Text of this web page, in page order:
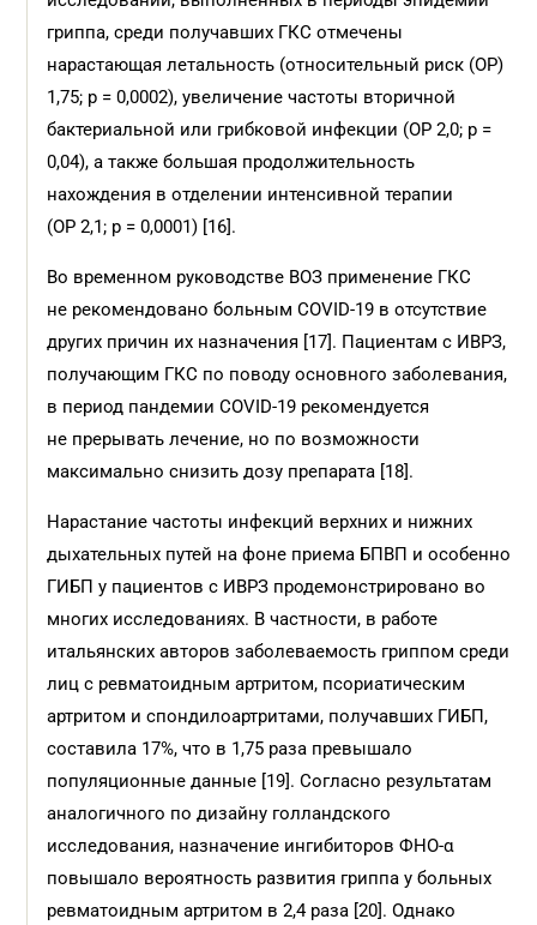
гриппа, среди получавших ГКС отмечены
нарастающая летальность (относительный риск (ОР)
1,75; p = 0,0002), увеличение частоты вторичной
бактериальной или грибковой инфекции (ОР 2,0; p =
0,04), а также большая продолжительность
нахождения в отделении интенсивной терапии
(ОР 2,1; p = 0,0001) [16].
Во временном руководстве ВОЗ применение ГКС
не рекомендовано больным COVID-19 в отсутствие
других причин их назначения [17]. Пациентам с ИВРЗ,
получающим ГКС по поводу основного заболевания,
в период пандемии COVID-19 рекомендуется
не прерывать лечение, но по возможности
максимально снизить дозу препарата [18].
Нарастание частоты инфекций верхних и нижних
дыхательных путей на фоне приема БПВП и особенно
ГИБП у пациентов с ИВРЗ продемонстрировано во
многих исследованиях. В частности, в работе
итальянских авторов заболеваемость гриппом среди
лиц с ревматоидным артритом, псориатическим
артритом и спондилоартритами, получавших ГИБП,
составила 17%, что в 1,75 раза превышало
популяционные данные [19]. Согласно результатам
аналогичного по дизайну голландского
исследования, назначение ингибиторов ФНО-α
повышало вероятность развития гриппа у больных
ревматоидным артритом в 2,4 раза [20]. Однако